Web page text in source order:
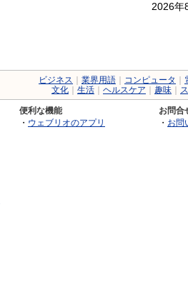
2026年
ビジネス 業界用語 コンピュータ
文化
生活 ヘルスケア 趣味
便利な機能
・ ウェブリオのアプリ
お問合
・ お問